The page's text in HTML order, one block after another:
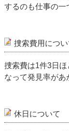
するのも仕事の一
捜索費用につい
捜索費は1件3日
なって発見率があ
休日について